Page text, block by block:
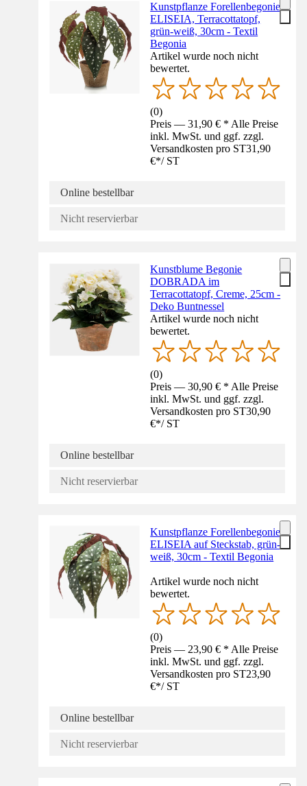
Kunstpflanze Forellenbegonie
ELISEIA, Terracottatopf,
grün-weiß, 30cm - Textil
Begonia
Artikel wurde noch nicht
bewertet.
(0)
Preis — 31,90 € * Alle Preise
inkl. MwSt. und ggf. zzgl.
Versandkosten pro ST31,90
€*/ ST
Online bestellbar
Nicht reservierbar
Kunstblume Begonie
DOBRADA im
Terracottatopf, Creme, 25cm -
Deko Buntnessel
Artikel wurde noch nicht
bewertet.
(0)
Preis — 30,90 € * Alle Preise
inkl. MwSt. und ggf. zzgl.
Versandkosten pro ST30,90
€*/ ST
Online bestellbar
Nicht reservierbar
Kunstpflanze Forellenbegonie
ELISEIA auf Steckstab, grün-
weiß, 30cm - Textil Begonia
Artikel wurde noch nicht
bewertet.
(0)
Preis — 23,90 € * Alle Preise
inkl. MwSt. und ggf. zzgl.
Versandkosten pro ST23,90
€*/ ST
Online bestellbar
Nicht reservierbar